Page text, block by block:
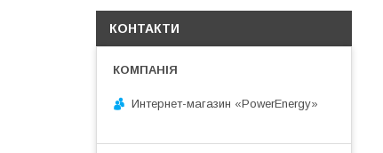
КОНТАКТИ
Интернет-магазин «PowerEnergy»